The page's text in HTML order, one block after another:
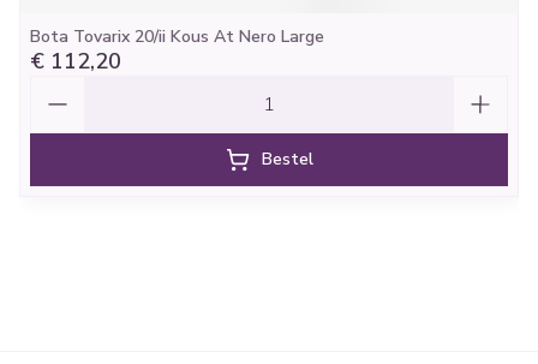
Bota Tovarix 20/ii Kous At Nero Large
€ 112,20
Bestel